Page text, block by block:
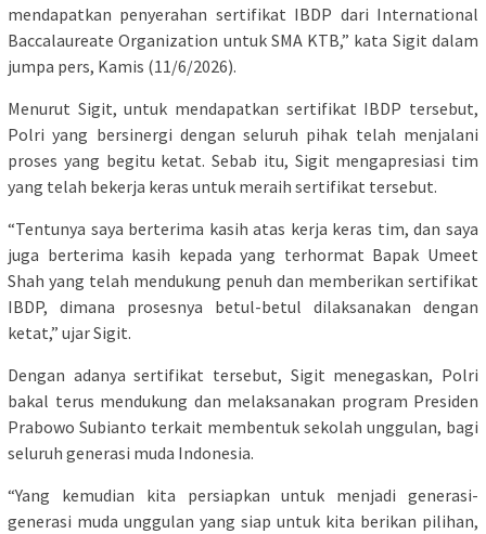
mendapatkan penyerahan sertifikat IBDP dari International
Baccalaureate Organization untuk SMA KTB,” kata Sigit dalam
jumpa pers, Kamis (11/6/2026).
Menurut Sigit, untuk mendapatkan sertifikat IBDP tersebut,
Polri yang bersinergi dengan seluruh pihak telah menjalani
proses yang begitu ketat. Sebab itu, Sigit mengapresiasi tim
yang telah bekerja keras untuk meraih sertifikat tersebut.
“Tentunya saya berterima kasih atas kerja keras tim, dan saya
juga berterima kasih kepada yang terhormat Bapak Umeet
Shah yang telah mendukung penuh dan memberikan sertifikat
IBDP, dimana prosesnya betul-betul dilaksanakan dengan
ketat,” ujar Sigit.
Dengan adanya sertifikat tersebut, Sigit menegaskan, Polri
bakal terus mendukung dan melaksanakan program Presiden
Prabowo Subianto terkait membentuk sekolah unggulan, bagi
seluruh generasi muda Indonesia.
“Yang kemudian kita persiapkan untuk menjadi generasi-
generasi muda unggulan yang siap untuk kita berikan pilihan,